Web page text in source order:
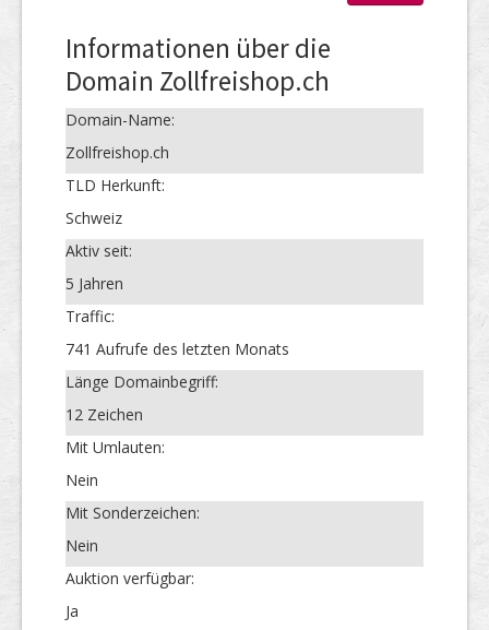
Informationen über die
Domain Zollfreishop.ch
Domain-Name:
Zollfreishop.ch
TLD Herkunft:
Schweiz
Aktiv seit:
5 Jahren
Traffic:
741 Aufrufe des letzten Monats
Länge Domainbegriff:
12 Zeichen
Mit Umlauten:
Nein
Mit Sonderzeichen:
Nein
Auktion verfügbar:
Ja